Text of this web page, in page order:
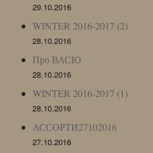
29.10.2016
WINTER 2016-2017 (2)
28.10.2016
Про ВАСЮ
28.10.2016
WINTER 2016-2017 (1)
28.10.2016
АССОРТИ27102016
27.10.2016